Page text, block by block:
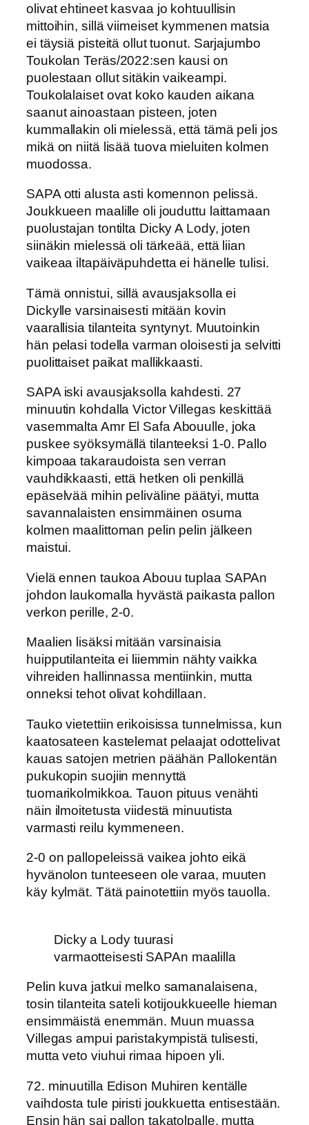
olivat ehtineet kasvaa jo kohtuullisin
mittoihin, sillä viimeiset kymmenen matsia
ei täysiä pisteitä ollut tuonut. Sarjajumbo
Toukolan Teräs/2022:sen kausi on
puolestaan ollut sitäkin vaikeampi.
Toukolalaiset ovat koko kauden aikana
saanut ainoastaan pisteen, joten
kummallakin oli mielessä, että tämä peli jos
mikä on niitä lisää tuova mieluiten kolmen
muodossa.
SAPA otti alusta asti komennon pelissä.
Joukkueen maalille oli jouduttu laittamaan
puolustajan tontilta Dicky A Lody, joten
siinäkin mielessä oli tärkeää, että liian
vaikeaa iltapäiväpuhdetta ei hänelle tulisi.
Tämä onnistui, sillä avausjaksolla ei
Dickylle varsinaisesti mitään kovin
vaarallisia tilanteita syntynyt. Muutoinkin
hän pelasi todella varman oloisesti ja selvitti
puolittaiset paikat mallikkaasti.
SAPA iski avausjaksolla kahdesti. 27
minuutin kohdalla Victor Villegas keskittää
vasemmalta Amr El Safa Abouulle, joka
puskee syöksymällä tilanteeksi 1-0. Pallo
kimpoaa takaraudoista sen verran
vauhdikkaasti, että hetken oli penkillä
epäselvää mihin peliväline päätyi, mutta
savannalaisten ensimmäinen osuma
kolmen maalittoman pelin pelin jälkeen
maistui.
Vielä ennen taukoa Abouu tuplaa SAPAn
johdon laukomalla hyvästä paikasta pallon
verkon perille, 2-0.
Maalien lisäksi mitään varsinaisia
huipputilanteita ei liiemmin nähty vaikka
vihreiden hallinnassa mentiinkin, mutta
onneksi tehot olivat kohdillaan.
Tauko vietettiin erikoisissa tunnelmissa, kun
kaatosateen kastelemat pelaajat odottelivat
kauas satojen metrien päähän Pallokentän
pukukopin suojiin mennyttä
tuomarikolmikkoa. Tauon pituus venähti
näin ilmoitetusta viidestä minuutista
varmasti reilu kymmeneen.
2-0 on pallopeleissä vaikea johto eikä
hyvänolon tunteeseen ole varaa, muuten
käy kylmät. Tätä painotettiin myös tauolla.
Dicky a Lody tuurasi
varmaotteisesti SAPAn maalilla
Pelin kuva jatkui melko samanalaisena,
tosin tilanteita sateli kotijoukkueelle hieman
ensimmäistä enemmän. Muun muassa
Villegas ampui paristakympistä tulisesti,
mutta veto viuhui rimaa hipoen yli.
72. minuutilla Edison Muhiren kentälle
vaihdosta tule piristi joukkuetta entisestään.
Ensin hän sai pallon takatolpalle, mutta